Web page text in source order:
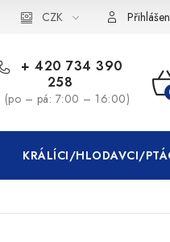
CZK
+ 420 734 390
258
(po – pá: 7:00 – 16:00)
KRÁLÍCI/HLODAVCI/